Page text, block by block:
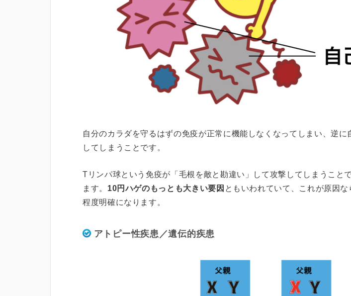
自分のカラダを守るはずの免疫が正常に機能しなくなってしまい、逆に
してしまうことです。
Tリンパ球という免疫が「毛根を敵と勘違い」して攻撃してしまうこと
ます。 10円ハゲのもっとも大きい要因 ともいわれていて、これが原因
程度明確になります。
アトピー性疾患／遺伝的疾患